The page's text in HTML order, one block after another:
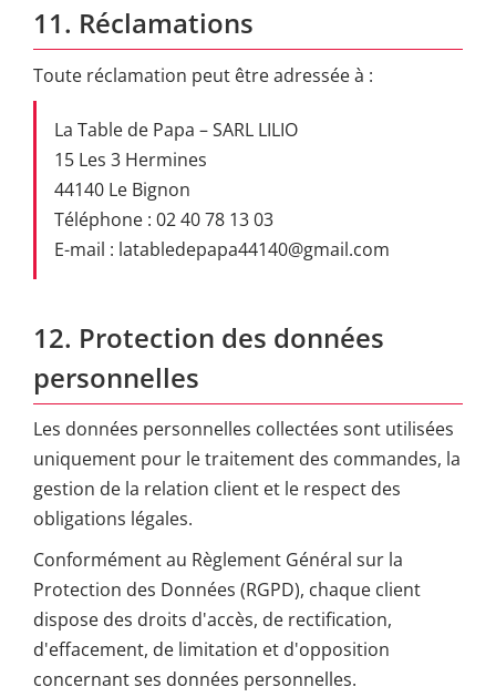
11. Réclamations
Toute réclamation peut être adressée à :
La Table de Papa – SARL LILIO
15 Les 3 Hermines
44140 Le Bignon
Téléphone : 02 40 78 13 03
E-mail : latabledepapa44140@gmail.com
12. Protection des données
personnelles
Les données personnelles collectées sont utilisées
uniquement pour le traitement des commandes, la
gestion de la relation client et le respect des
obligations légales.
Conformément au Règlement Général sur la
Protection des Données (RGPD), chaque client
dispose des droits d'accès, de rectification,
d'effacement, de limitation et d'opposition
concernant ses données personnelles.